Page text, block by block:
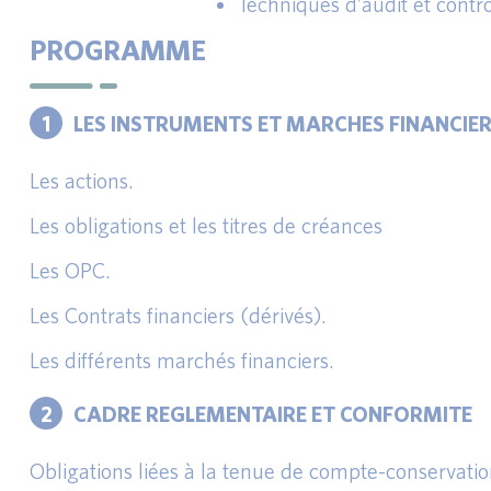
PROGRAMME
1 LES INSTRUMENTS ET MARCHES
Les actions.
Les obligations et les titres de créances
Les OPC.
Les Contrats financiers (dérivés).
Les différents marchés financiers.
2 CADRE REGLEMENTAIRE ET CONFORMITE
Obligations liées à la tenue de compte-